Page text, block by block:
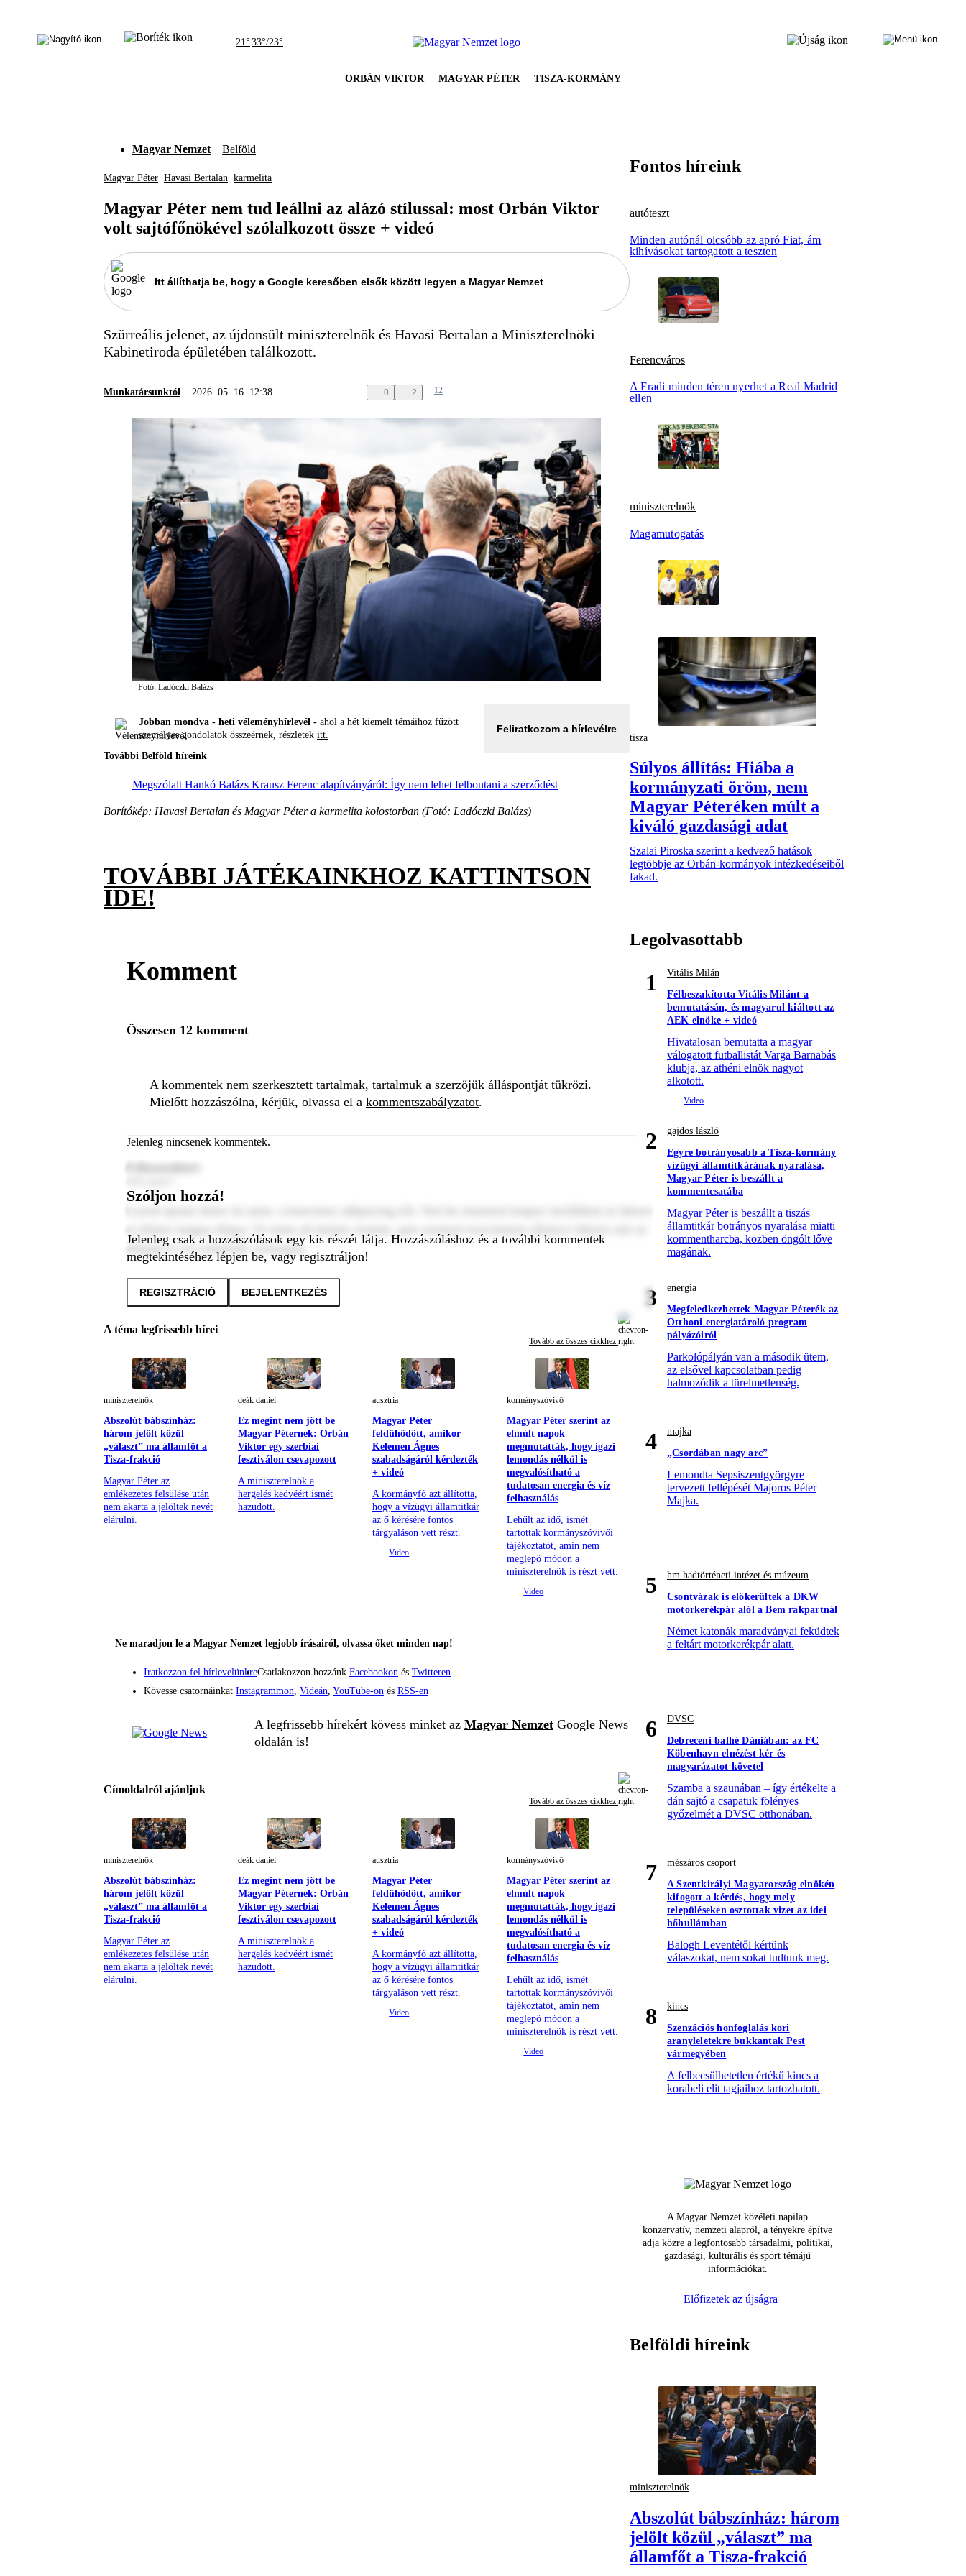
21° 33°/23°
ORBÁN VIKTOR MAGYAR PÉTER TISZA-KORMÁNY
Magyar Nemzet Belföld
Magyar Péter Havasi Bertalan karmelita
Magyar Péter nem tud leállni az alázó stílussal: most Orbán Viktor
volt sajtófőnökével szólalkozott össze + videó
Itt állíthatja be, hogy a Google keresőben elsők között legyen a Magyar Nemzet
Szürreális jelenet, az újdonsült miniszterelnök és Havasi Bertalan a Miniszterelnöki
Kabinetiroda épületében találkozott.
Munkatársunktól 2026. 05. 16. 12:38 0 2 12
Fotó: Ladóczki Balázs
Jobban mondva - heti véleményhírlevél - ahol a hét kiemelt témáihoz fűzött
személyes gondolatok összeérnek, részletek itt.
Feliratkozom a hírlevélre
További Belföld híreink
Megszólalt Hankó Balázs Krausz Ferenc alapítványáról: Így nem lehet felbontani a szerződést
Borítókép: Havasi Bertalan és Magyar Péter a karmelita kolostorban (Fotó: Ladóczki Balázs)
TOVÁBBI JÁTÉKAINKHOZ KATTINTSON
IDE!
Komment
Összesen 12 komment
A kommentek nem szerkesztett tartalmak, tartalmuk a szerzőjük álláspontját tükrözi.
Mielőtt hozzászólna, kérjük, olvassa el a kommentszabályzatot.
Jelenleg nincsenek kommentek.
aliquip ex ea commodo consequat.
Szóljon hozzá!
Jelenleg csak a hozzászólások egy kis részét látja. Hozzászóláshoz és a további kommentek
megtekintéséhez lépjen be, vagy regisztráljon!
REGISZTRÁCIÓ BEJELENTKEZÉS
A téma legfrissebb hírei
Tovább az összes cikkhez
miniszterelnök
Abszolút bábszínház:
három jelölt közül
„választ” ma államfőt a
Tisza-frakció
Magyar Péter az
emlékezetes felsülése után
nem akarta a jelöltek nevét
elárulni.
deák dániel
Ez megint nem jött be
Magyar Péternek: Orbán
Viktor egy szerbiai
fesztiválon csevapozott
A miniszterelnök a
hergelés kedvéért ismét
hazudott.
ausztria
Magyar Péter
feldühödött, amikor
Kelemen Ágnes
szabadságáról kérdezték
+ videó
A kormányfő azt állította,
hogy a vízügyi államtitkár
az ő kérésére fontos
tárgyaláson vett részt.
kormányszóvivő
Magyar Péter szerint az
elmúlt napok
megmutatták, hogy igazi
lemondás nélkül is
megvalósítható a
tudatosan energia és víz
felhasználás
Lehűlt az idő, ismét
tartottak kormányszóvivői
tájékoztatót, amin nem
meglepő módon a
miniszterelnök is részt vett.
Ne maradjon le a Magyar Nemzet legjobb írásairól, olvassa őket minden nap!
Iratkozzon fel hírlevelünkreCsatlakozzon hozzánk Facebookon és Twitteren
Kövesse csatornáinkat Instagrammon Videán YouTube-on és RSS-en
A legfrissebb hírekért kövess minket az Magyar Nemzet Google News
oldalán is!
Címoldalról ajánljuk
Tovább az összes cikkhez
miniszterelnök
Abszolút bábszínház:
három jelölt közül
„választ” ma államfőt a
Tisza-frakció
Magyar Péter az
emlékezetes felsülése után
nem akarta a jelöltek nevét
elárulni.
deák dániel
Ez megint nem jött be
Magyar Péternek: Orbán
Viktor egy szerbiai
fesztiválon csevapozott
A miniszterelnök a
hergelés kedvéért ismét
hazudott.
ausztria
Magyar Péter
feldühödött, amikor
Kelemen Ágnes
szabadságáról kérdezték
+ videó
A kormányfő azt állította,
hogy a vízügyi államtitkár
az ő kérésére fontos
tárgyaláson vett részt.
kormányszóvivő
Magyar Péter szerint az
elmúlt napok
megmutatták, hogy igazi
lemondás nélkül is
megvalósítható a
tudatosan energia és víz
felhasználás
Lehűlt az idő, ismét
tartottak kormányszóvivői
tájékoztatót, amin nem
meglepő módon a
miniszterelnök is részt vett.
Fontos híreink
autóteszt
Minden autónál olcsóbb az apró Fiat, ám
kihívásokat tartogatott a teszten
Ferencváros
A Fradi minden téren nyerhet a Real Madrid
ellen
miniszterelnök
Magamutogatás
tisza
Súlyos állítás: Hiába a
kormányzati öröm, nem
Magyar Péteréken múlt a
kiváló gazdasági adat
Szalai Piroska szerint a kedvező hatások
legtöbbje az Orbán-kormányok intézkedéseiből
fakad.
Legolvasottabb
1
Vitális Milán
Félbeszakította Vitális Milánt a
bemutatásán, és magyarul kiáltott az
AEK elnöke + videó
Hivatalosan bemutatta a magyar
válogatott futballistát Varga Barnabás
klubja, az athéni elnök nagyot
alkotott.
2
gajdos lászló
Egyre botrányosabb a Tisza-kormány
vízügyi államtitkárának nyaralása,
Magyar Péter is beszállt a
kommentcsatába
Magyar Péter is beszállt a tiszás
államtitkár botrányos nyaralása miatti
kommentharcba, közben öngólt lőve
magának.
3
energia
Megfeledkezhettek Magyar Péterék az
Otthoni energiatároló program
pályázóiról
Parkolópályán van a második ütem,
az elsővel kapcsolatban pedig
halmozódik a türelmetlenség.
4
majka
„Csordában nagy arc”
Lemondta Sepsiszentgyörgyre
tervezett fellépését Majoros Péter
Majka.
5
hm hadtörténeti intézet és múzeum
Csontvázak is előkerültek a DKW
motorkerékpár alól a Bem rakpartnál
Német katonák maradványai feküdtek
a feltárt motorkerékpár alatt.
6
DVSC
Debreceni balhé Dániában: az FC
Köbenhavn elnézést kér és
magyarázatot követel
Szamba a szaunában – így értékelte a
dán sajtó a csapatuk fölényes
győzelmét a DVSC otthonában.
7
mészáros csoport
A Szentkirályi Magyarország elnökén
kifogott a kérdés, hogy mely
településeken osztottak vizet az idei
hőhullámban
Balogh Leventétől kértünk
válaszokat, nem sokat tudtunk meg.
8
kincs
Szenzációs honfoglalás kori
aranyleletekre bukkantak Pest
vármegyében
A felbecsülhetetlen értékű kincs a
korabeli elit tagjaihoz tartozhatott.
A Magyar Nemzet közéleti napilap
konzervatív, nemzeti alapról, a tényekre építve
adja közre a legfontosabb társadalmi, politikai,
gazdasági, kulturális és sport témájú
információkat.
Előfizetek az újságra
Belföldi híreink
miniszterelnök
Abszolút bábszínház: három
jelölt közül „választ” ma
államfőt a Tisza-frakció